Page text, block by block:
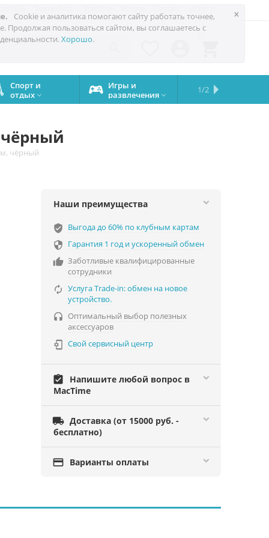
×
Cookie и аналитика помогают сайту работать точнее,
Продолжая пользоваться сайтом, вы соглашаетесь с
Хорошо.
Спорт и
отдых 
Игры и
развлечения 
Сервисный
центр
Сравните
iPhone
Подарки
на все
случаи
Запчасти
Бренды
1/2
чёрный
Наши преимущества
verified_user Выгода до 60% по клубным картам
 Гарантия 1 год и ускоренный обмен
 Заботливые квалифицированные
сотрудники
 Услуга Trade-in: обмен на новое
устройство.
 Оптимальный выбор полезных
аксессуаров
 Свой сервисный центр
assignment_turned_in
Напишите любой вопрос в
MacTime
 Доставка (от 15000 руб. -
бесплатно)
 Варианты оплаты